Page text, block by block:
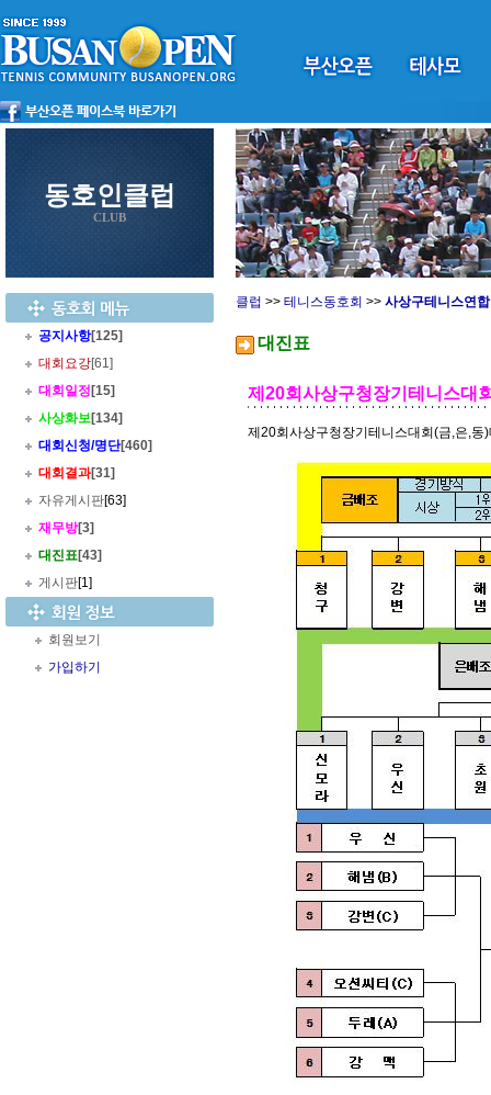
동호인클럽
CLUB
공지사항[125]
대회요강[61]
대회일정 [15]
사상화보[134]
대회신청/명단[460]
대회결과[31]
자유게시판[63]
재무방[3]
대진표[43]
게시판[1]
회원보기
가입하기
클럽 >> 테니스동호회 >> 사상구테니스연
대진표
제20회사상구청장기테니스대
제20회사상구청장기테니스대회(금,은,동